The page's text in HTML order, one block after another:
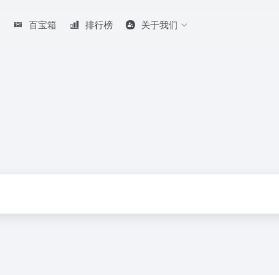
百宝箱 排行榜 关于我们